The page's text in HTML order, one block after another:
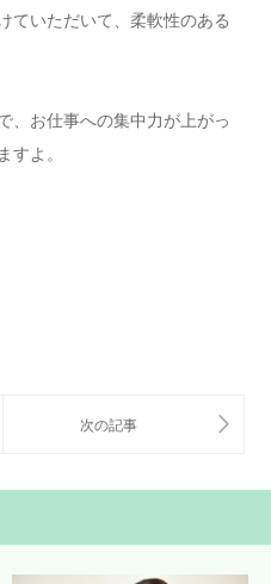
ていただいて、柔軟性のある
、お仕事への集中力が上がっ
よ。